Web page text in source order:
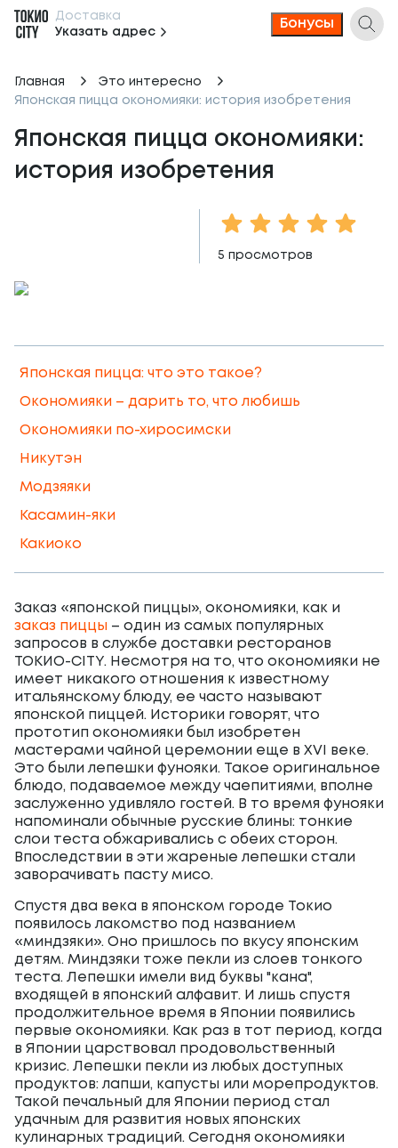
Доставка
Указать адрес
Бонусы
Главная
Это интересно
Японская пицца окономияки: история изобретения
Японская пицца окономияки:
история изобретения
1 Star
2 Stars
3 Stars
4 Stars
5 просмотров
Японская пицца: что это такое?
Окономияки – дарить то, что любишь
Окономияки по-хиросимски
Никутэн
Модзяяки
Касамин-яки
Какиоко
Заказ «японской пиццы», окономияки, как и
заказ пиццы – один из самых популярных
запросов в службе доставки ресторанов
ТОКИО-CITY. Несмотря на то, что окономияки не
имеет никакого отношения к известному
итальянскому блюду, ее часто называют
японской пиццей. Историки говорят, что
прототип окономияки был изобретен
мастерами чайной церемонии еще в XVI веке.
Это были лепешки фунояки. Такое оригинальное
блюдо, подаваемое между чаепитиями, вполне
заслуженно удивляло гостей. В то время фунояки
напоминали обычные русские блины: тонкие
слои теста обжаривались с обеих сторон.
Впоследствии в эти жареные лепешки стали
заворачивать пасту мисо.
Спустя два века в японском городе Токио
появилось лакомство под названием
«миндзяки». Оно пришлось по вкусу японским
детям. Миндзяки тоже пекли из слоев тонкого
теста. Лепешки имели вид буквы "кана",
входящей в японский алфавит. И лишь спустя
продолжительное время в Японии появились
первые окономияки. Как раз в тот период, когда
в Японии царствовал продовольственный
кризис. Лепешки пекли из любых доступных
продуктов: лапши, капусты или морепродуктов.
Такой печальный для Японии период стал
удачным для развития новых японских
кулинарных традиций. Сегодня окономияки